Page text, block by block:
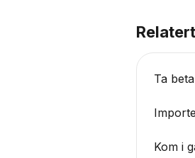
Ta
Kom i